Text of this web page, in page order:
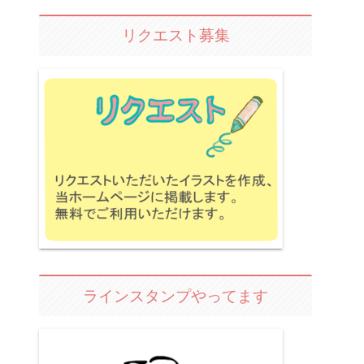
リクエスト募集
ラインスタンプやってます